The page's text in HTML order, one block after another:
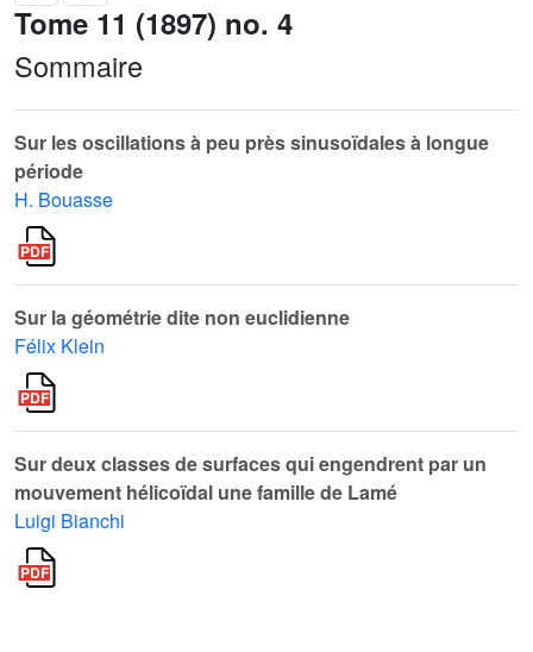
Tome 11 (1897) no. 4
Sommaire
Sur les oscillations à peu près sinusoïdales à longue
période
H. Bouasse
Sur la géométrie dite non euclidienne
Félix Klein
Sur deux classes de surfaces qui engendrent par un
mouvement hélicoïdal une famille de Lamé
Luigi Bianchi